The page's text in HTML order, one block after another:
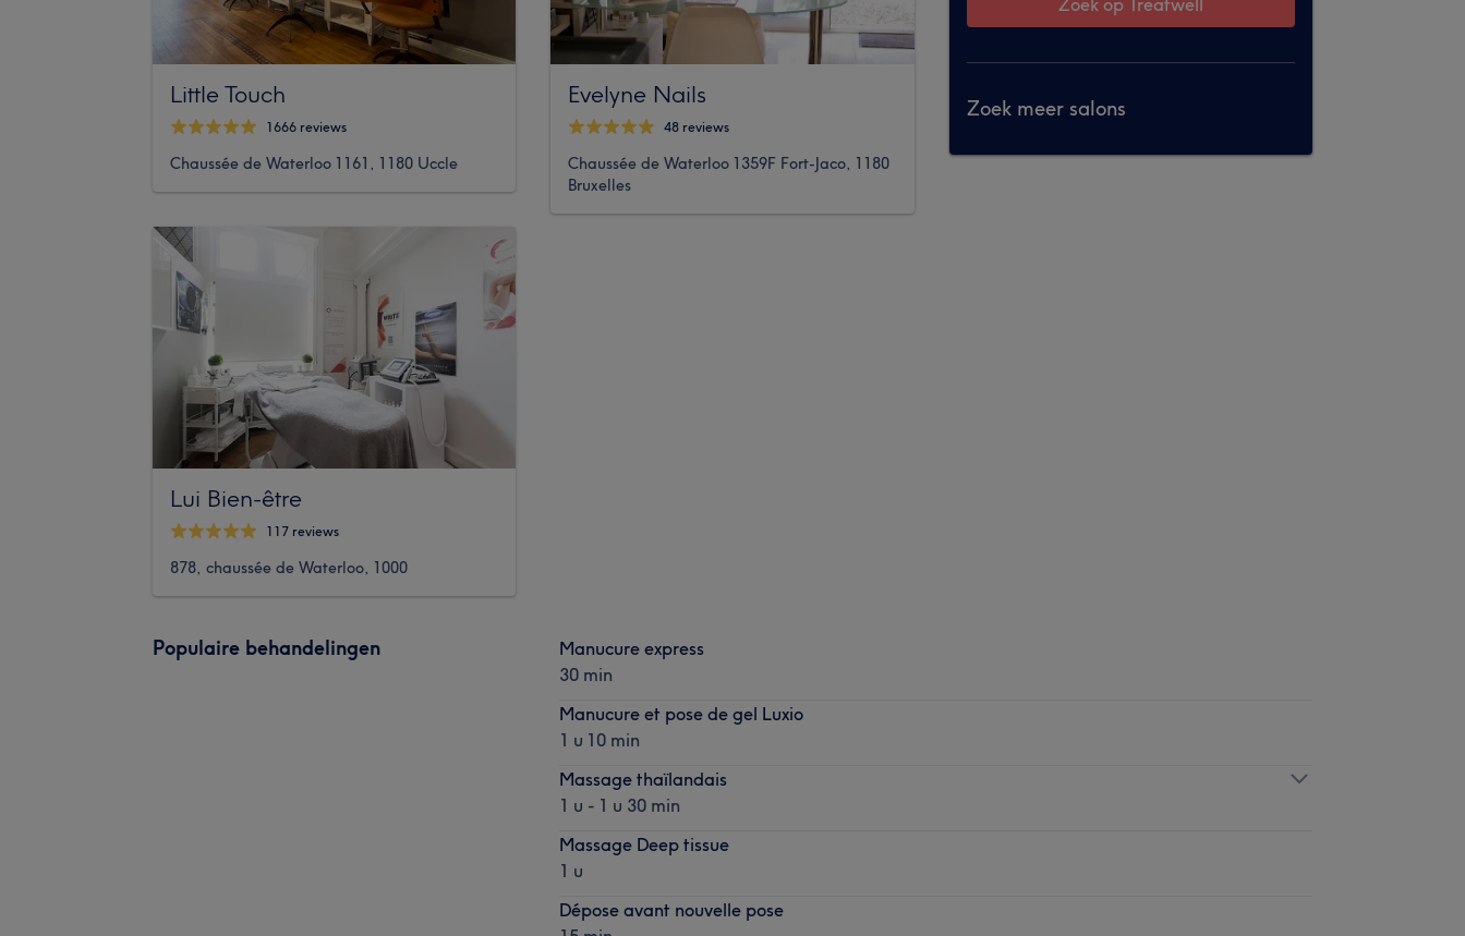
Little Touch
1666 reviews
Chaussée de Waterloo 1161, 1180 Uccle
Lui Bien-être
117 reviews
878, chaussée de Waterloo, 1000
Evelyne Nails
48 reviews
Chaussée de Waterloo 1359F Fort-Jaco, 1180
Bruxelles
Zoek meer salons
Populaire behandelingen
Manucure express
30 min
Manucure et pose de gel Luxio
1 u 10 min
Massage thaïlandais
1 u - 1 u 30 min
Massage Deep tissue
1 u
Dépose avant nouvelle pose